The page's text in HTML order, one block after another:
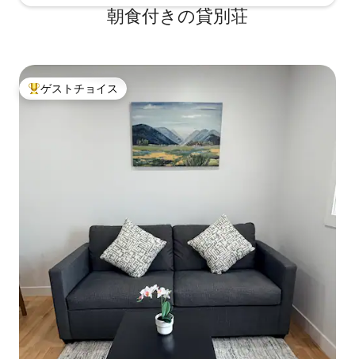
朝食付きの貸別荘
大好評のゲストチョイスです。
ゲストチョイス